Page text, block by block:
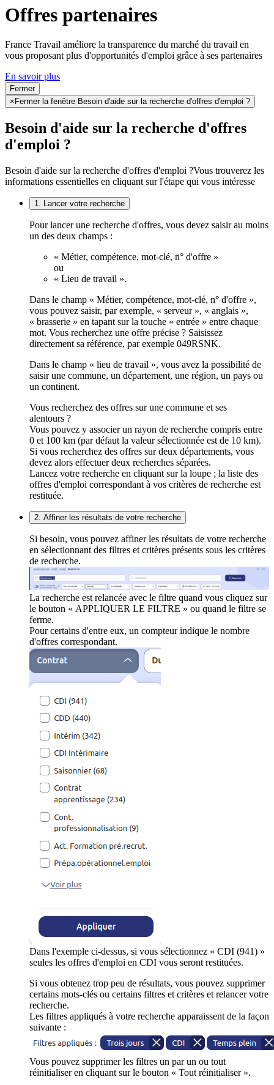
Offres partenaires
France Travail améliore la transparence du marché du travail en
vous proposant plus d'opportunités d'emploi grâce à ses partenaires
En savoir plus
Fermer
× Fermer la fenêtre Besoin d'aide sur la recherche d'offres d'emploi ?
Besoin d'aide sur la recherche d'offres
d'emploi ?
Besoin d'aide sur la recherche d'offres d'emploi ?Vous trouverez les
informations essentielles en cliquant sur l'étape qui vous intéresse
1. Lancer votre recherche
Pour lancer une recherche d'offres, vous devez saisir au moins
un des deux champs :
« Métier, compétence, mot-clé, n° d'offre »
ou
« Lieu de travail ».
Dans le champ « Métier, compétence, mot-clé, n° d'offre »,
vous pouvez saisir, par exemple, « serveur », « anglais »,
« brasserie » en tapant sur la touche « entrée » entre chaque
mot. Vous recherchez une offre précise ? Saisissez
directement sa référence, par exemple 049RSNK.
Dans le champ « lieu de travail », vous avez la possibilité de
saisir une commune, un département, une région, un pays ou
un continent.
Vous recherchez des offres sur une commune et ses
alentours ?
Vous pouvez y associer un rayon de recherche compris entre
0 et 100 km (par défaut la valeur sélectionnée est de 10 km).
Si vous recherchez des offres sur deux départements, vous
devez alors effectuer deux recherches séparées.
Lancez votre recherche en cliquant sur la loupe ; la liste des
offres d'emploi correspondant à vos critères de recherche est
restituée.
2. Affiner les résultats de votre recherche
Si besoin, vous pouvez affiner les résultats de votre recherche
en sélectionnant des filtres et critères présents sous les critères
de recherche.
La recherche est relancée avec le filtre quand vous cliquez sur
le bouton « APPLIQUER LE FILTRE » ou quand le filtre se
ferme.
Pour certains d'entre eux, un compteur indique le nombre
d'offres correspondant.
Dans l'exemple ci-dessus, si vous sélectionnez « CDI (941) »
seules les offres d'emploi en CDI vous seront restituées.
Si vous obtenez trop peu de résultats, vous pouvez supprimer
certains mots-clés ou certains filtres et critères et relancer votre
recherche.
Les filtres appliqués à votre recherche apparaissent de la façon
suivante :
Vous pouvez supprimer les filtres un par un ou tout
réinitialiser en cliquant sur le bouton « Tout réinitialiser ».